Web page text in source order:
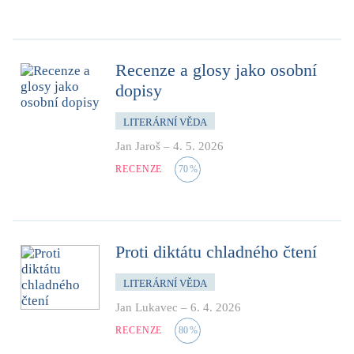
Recenze a glosy jako osobní
dopisy
LITERÁRNÍ VĚDA
Jan Jaroš – 4. 5. 2026
RECENZE 70%
Proti diktátu chladného čtení
LITERÁRNÍ VĚDA
Jan Lukavec – 6. 4. 2026
RECENZE 80%